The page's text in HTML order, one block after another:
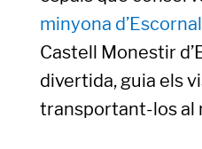
minyona
Castell Monestir
divertida, guia els
transportant-los al